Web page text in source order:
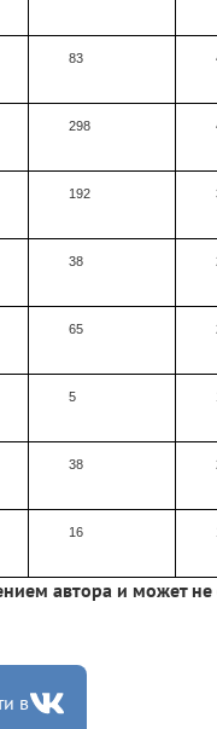
83
298
192
38
65
5
38
16
автора и может
в